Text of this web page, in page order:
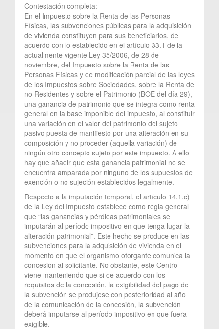
Contestación completa:
En el Impuesto sobre la Renta de las Personas
Físicas, las subvenciones públicas para la adquisición
de vivienda constituyen para sus beneficiarios, de
acuerdo con lo establecido en el artículo 33.1 de la
actualmente vigente Ley 35/2006, de 28 de
noviembre, del Impuesto sobre la Renta de las
Personas Físicas y de modificación parcial de las leyes
de los Impuestos sobre Sociedades, sobre la Renta de
no Residentes y sobre el Patrimonio (BOE del día 29),
una ganancia de patrimonio que se integra como renta
general en la base imponible del impuesto, al constituir
una variación en el valor del patrimonio del sujeto
pasivo puesta de manifiesto por una alteración en su
composición y no proceder (aquella variación) de
ningún otro concepto sujeto por este impuesto. A ello
hay que añadir que esta ganancia patrimonial no se
encuentra amparada por ninguno de los supuestos de
exención o no sujeción establecidos legalmente.
Respecto a la imputación temporal, el artículo 14.1.c)
de la Ley del Impuesto establece como regla general
que “las ganancias y pérdidas patrimoniales se
imputarán al período impositivo en que tenga lugar la
alteración patrimonial”. Este hecho se produce en las
subvenciones para la adquisición de vivienda en el
momento en que el organismo otorgante comunica la
concesión al solicitante. No obstante, este Centro
viene manteniendo que si de acuerdo con los
requisitos de la concesión, la exigibilidad del pago de
la subvención se produjese con posterioridad al año
de la comunicación de la concesión, la subvención
deberá imputarse al período impositivo en que fuera
exigible.